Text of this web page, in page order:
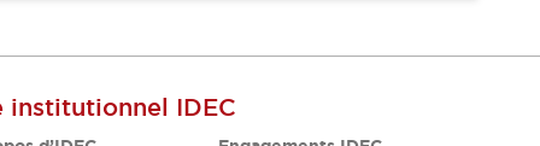
institutionnel IDEC